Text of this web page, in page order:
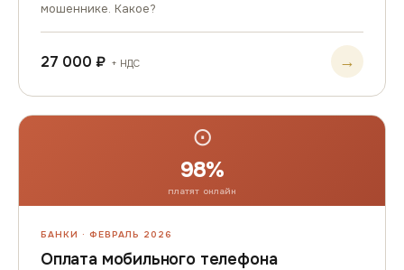
мошеннике. Какое?
27 000 ₽ + НДС →
⊙
98%
платят онлайн
БАНКИ · ФЕВРАЛЬ 2026
Оплата мобильного телефона